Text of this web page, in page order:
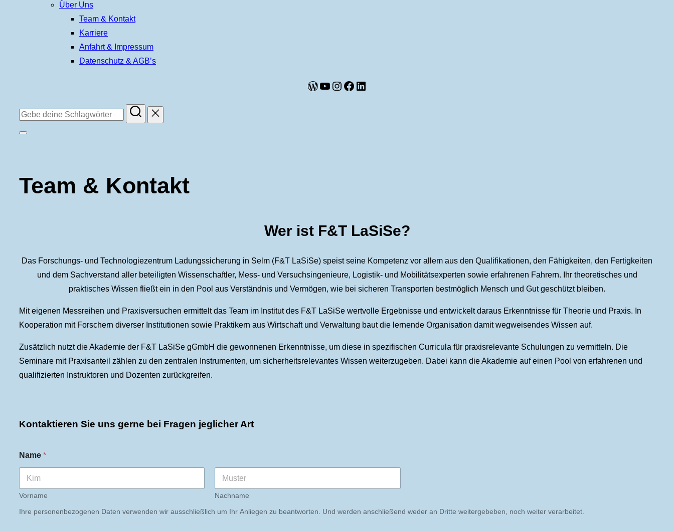
Über Uns
Team & Kontakt
Karriere
Anfahrt & Impressum
Datenschutz & AGB’s
WordPress
YouTube
Instagram
Facebook
LinkedIn
Suchen
umschalten
Team & Kontakt
Wer ist F&T LaSiSe?
Das Forschungs- und Technologiezentrum Ladungssicherung in Selm (F&T LaSiSe) speist seine Kompetenz vor allem aus den Qualifikationen, den Fähigkeiten, den Fertigkeiten
und dem Sachverstand aller beteiligten Wissenschaftler, Mess- und Versuchsingenieure, Logistik- und Mobilitätsexperten sowie erfahrenen Fahrern. Ihr theoretisches und
praktisches Wissen fließt ein in den Pool aus Verständnis und Vermögen, wie bei sicheren Transporten bestmöglich Mensch und Gut geschützt bleiben.
Mit eigenen Messreihen und Praxisversuchen ermittelt das Team im Institut des F&T LaSiSe wertvolle Ergebnisse und entwickelt daraus Erkenntnisse für Theorie und Praxis. In
Kooperation mit Forschern diverser Institutionen sowie Praktikern aus Wirtschaft und Verwaltung baut die lernende Organisation damit wegweisendes Wissen auf.
Zusätzlich nutzt die Akademie der F&T LaSiSe gGmbH die gewonnenen Erkenntnisse, um diese in spezifischen Curricula für praxisrelevante Schulungen zu vermitteln. Die
Seminare mit Praxisanteil zählen zu den zentralen Instrumenten, um sicherheitsrelevantes Wissen weiterzugeben. Dabei kann die Akademie auf einen Pool von erfahrenen und
qualifizierten Instruktoren und Dozenten zurückgreifen.
Kontaktieren Sie uns gerne bei Fragen jeglicher Art
o
r
l
e
Name *
Vorname
Nachname
Ihre personenbezogenen Daten verwenden wir ausschließlich um Ihr Anliegen zu beantworten. Und werden anschließend weder an Dritte weitergebeben, noch weiter verarbeitet.